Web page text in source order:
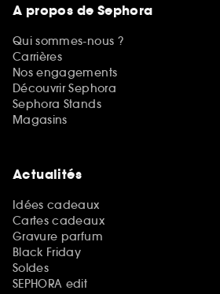
A propos de Sephora
Qui sommes-nous ?
Carrières
Nos engagements
Découvrir Sephora
Sephora Stands
Magasins
Actualités
Idées cadeaux
Cartes cadeaux
Gravure parfum
Black Friday
Soldes
SEPHORA edit